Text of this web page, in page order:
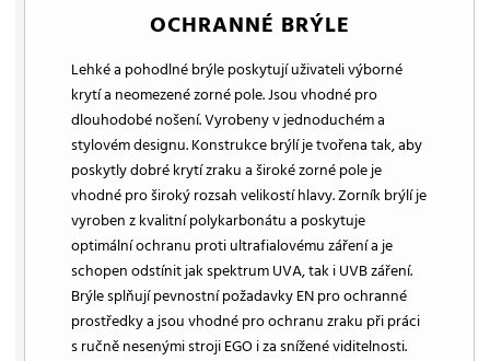
OCHRANNÉ BRÝLE
Lehké a pohodlné brýle poskytují uživateli výborné
krytí a neomezené zorné pole. Jsou vhodné pro
dlouhodobé nošení. Vyrobeny v jednoduchém a
stylovém designu. Konstrukce brýlí je tvořena tak, aby
poskytly dobré krytí zraku a široké zorné pole je
vhodné pro široký rozsah velikostí hlavy. Zorník brýlí je
vyroben z kvalitní polykarbonátu a poskytuje
optimální ochranu proti ultrafialovému záření a je
schopen odstínit jak spektrum UVA, tak i UVB záření.
Brýle splňují pevnostní požadavky EN pro ochranné
prostředky a jsou vhodné pro ochranu zraku při práci
s ručně nesenými stroji EGO i za snížené viditelnosti.